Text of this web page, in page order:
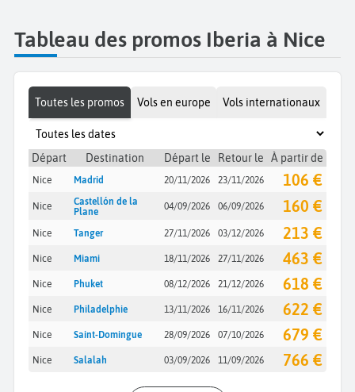
Tableau des promos Iberia à Nice
Toutes les promos Vols en europe Vols internationaux
Départ Destination Départ le Retour le À partir de
Nice Madrid 20/11/2026 23/11/2026 106 €
Nice
Castellón de la
Plane
04/09/2026 06/09/2026 160 €
Nice Tanger 27/11/2026 03/12/2026 213 €
Nice Miami 18/11/2026 27/11/2026 463 €
Nice Phuket 08/12/2026 21/12/2026 618 €
Nice Philadelphie 13/11/2026 16/11/2026 622 €
Nice Saint-Domingue 28/09/2026 07/10/2026 679 €
Nice Salalah 03/09/2026 11/09/2026 766 €